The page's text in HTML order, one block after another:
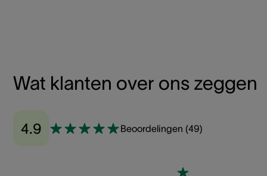
Wat klanten over ons zeggen
4.9 Beoordelingen (49)